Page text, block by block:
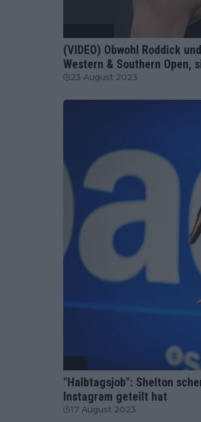
(VIDEO) Obwohl Roddick
Western & Southern Open,
23 August 2023
"Halbtagsjob": Shelton
Instagram geteilt hat
17 August 2023